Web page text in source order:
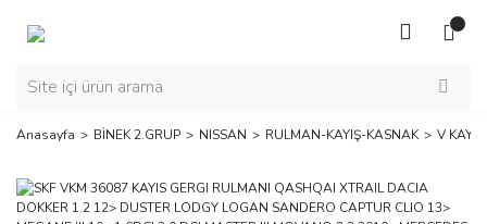
Anasayfa BİNEK 2.GRUP NISSAN RULMAN-KAYIŞ-KASNAK V